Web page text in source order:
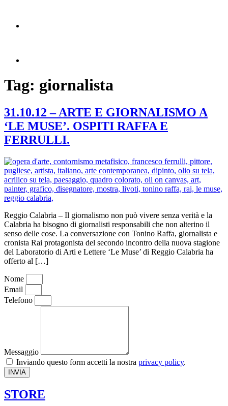
Tag: giornalista
31.10.12 – ARTE E GIORNALISMO A
‘LE MUSE’. OSPITI RAFFA E
FERRULLI.
Reggio Calabria – Il giornalismo non può vivere senza verità e la
Calabria ha bisogno di giornalisti responsabili che non alterino il
senso delle cose. La conversazione con Tonino Raffa, giornalista e
cronista Rai protagonista del secondo incontro della nuova stagione
del Laboratorio di Arti e Lettere ‘Le Muse’ di Reggio Calabria ha
offerto al […]
Nome
Email
Telefono
Messaggio
Inviando questo form accetti la nostra privacy policy.
INVIA
STORE